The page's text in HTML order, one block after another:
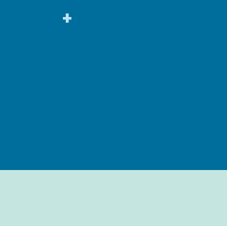
+